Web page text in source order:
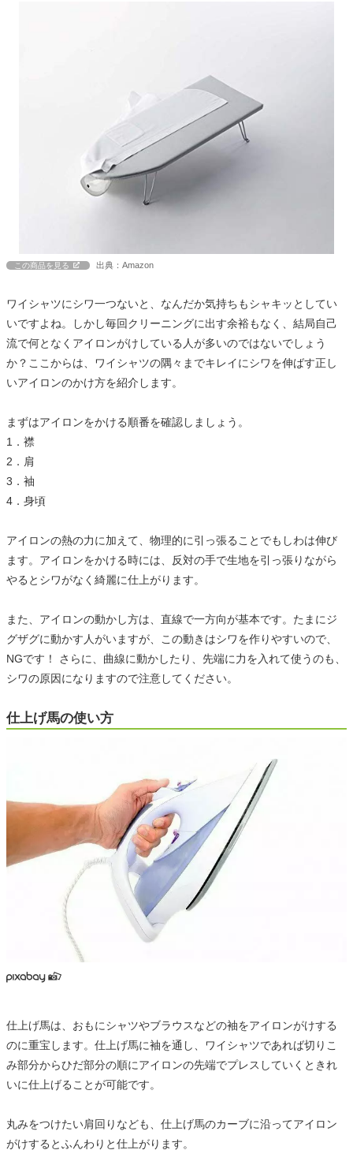
この商品を見る 出典：Amazon
ワイシャツにシワ一つないと、なんだか気持ちもシャキッとしてい
いですよね。しかし毎回クリーニングに出す余裕もなく、結局自己
流で何となくアイロンがけしている人が多いのではないでしょう
か？ここからは、ワイシャツの隅々までキレイにシワを伸ばす正し
いアイロンのかけ方を紹介します。
まずはアイロンをかける順番を確認しましょう。
1．襟
2．肩
3．袖
4．身頃
アイロンの熱の力に加えて、物理的に引っ張ることでもしわは伸び
ます。アイロンをかける時には、反対の手で生地を引っ張りながら
やるとシワがなく綺麗に仕上がります。
また、アイロンの動かし方は、直線で一方向が基本です。たまにジ
グザグに動かす人がいますが、この動きはシワを作りやすいので、
NGです！ さらに、曲線に動かしたり、先端に力を入れて使うのも、
シワの原因になりますので注意してください。
仕上げ馬の使い方
仕上げ馬は、おもにシャツやブラウスなどの袖をアイロンがけする
のに重宝します。仕上げ馬に袖を通し、ワイシャツであれば切りこ
み部分からひだ部分の順にアイロンの先端でプレスしていくときれ
いに仕上げることが可能です。
丸みをつけたい肩回りなども、仕上げ馬のカーブに沿ってアイロン
がけするとふんわりと仕上がります。